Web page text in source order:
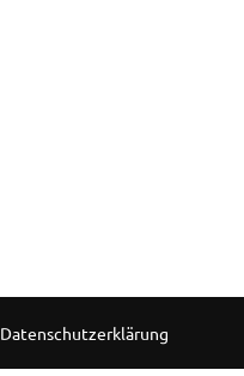
Datenschutzerklärung